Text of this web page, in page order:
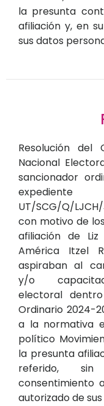
la presunta
afiliación y, en
sus datos
Resolución del
Nacional
sancionador
expediente
UT/SCG/Q/
con motivo de
afiliación de
América Itzel
aspiraban al
y/o
electoral
Ordinario 2024-
a la normativa
político
la presunta
referido,
consentimiento
autorizado de